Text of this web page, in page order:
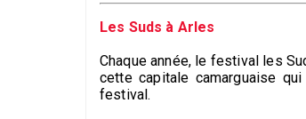
Les Suds à Arles
Chaque année, le festival les
cette capitale camarguaise
festival.